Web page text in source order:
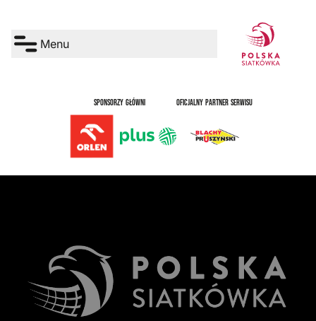
Menu
SPONSORZY GŁÓWNI OFICJALNY PARTNER SERWISU